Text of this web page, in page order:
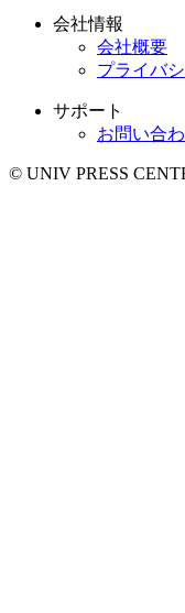
会社情報
会社概要
プライバ
サポート
お問い合
© UNIV PRESS